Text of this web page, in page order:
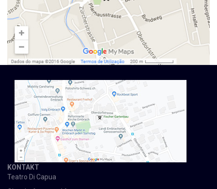
KONTAKT
Teatro Di Capua